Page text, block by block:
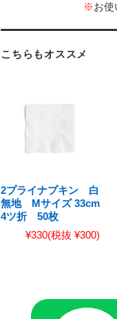
※お使
こちらもオススメ
2プライナプキン 白
無地 Mサイズ 33cm
4ツ折 50枚
¥330(税抜 ¥300)